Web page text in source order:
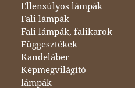
Ellensúlyos lámpák
Fali lámpák
Fali lámpák, falikarok
Függesztékek
Kandeláber
Képmegvilágító
lámpák